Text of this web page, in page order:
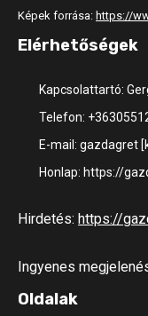
Képek forrása: https://
Elérhetőségek
Kapcsolattartó:
Telefon:
E-mail: gazdagret
Honlap: https://
Hirdetés: https://
Ingyenes
Oldalak